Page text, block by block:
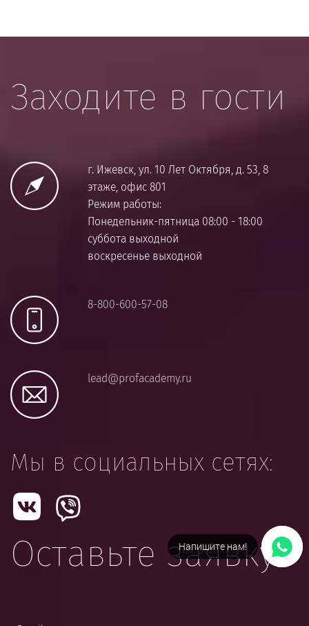
Заходите в гости
г. Ижевск, ул. 10 Лет Октября, д. 53, 8
этаже, офис 801
Режим работы:
Понедельник-пятница 08:00 - 18:00
суббота выходной
воскресенье выходной
8-800-600-57-08
lead@profacademy.ru
Мы в социальных сетях:
Оставьте заявку:
Заказать звонок!